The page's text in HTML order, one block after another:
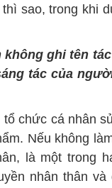
sao, trong khi
không ghi tên
tác của
chức cá nhân
Nếu không
là một trong
nhân thân